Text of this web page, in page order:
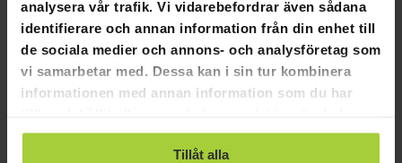
analysera vår trafik. Vi vidarebefordrar även sådana
identifierare och annan information från din enhet till
de sociala medier och annons- och analysföretag som
vi samarbetar med. Dessa kan i sin tur kombinera
informationen med annan information som du har
använt deras tjänster.
Tillåt alla
3
0
1
SKRIV EN RECENSION
STÄLL EN FRÅGA